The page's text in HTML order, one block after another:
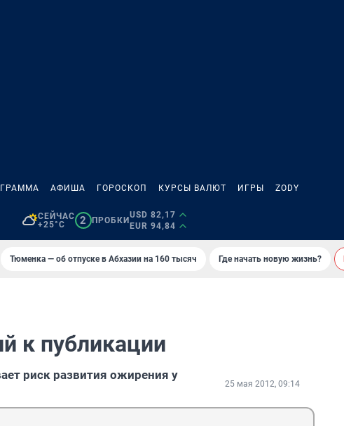
АФИША ГОРОСКОП КУРСЫ ВАЛЮТ ИГРЫ ZODY
СЕЙЧАС
+25°C
2 ПРОБКИ
USD 82,17
EUR 94,84
Тюменка — об отпуске в Абхазии на 160 тысяч Где начать новую жизнь?
к публикации
риск развития ожирения у
25 мая 2012, 09:14